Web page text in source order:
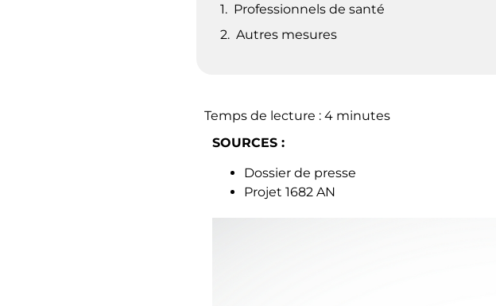
Professionnels de santé
Autres mesures
Temps de lecture : 4 minutes
SOURCES :
Dossier de presse
Projet 1682 AN